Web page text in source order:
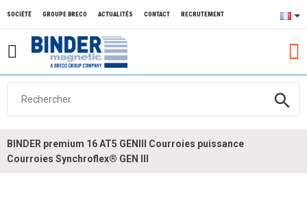
search
SOCIÉTÉ GROUPE BRECO ACTUALITÉS CONTACT RECRUTEMENT
BINDER premium 16 AT5 GENIII Courroies puissance
Courroies Synchroflex® GEN III